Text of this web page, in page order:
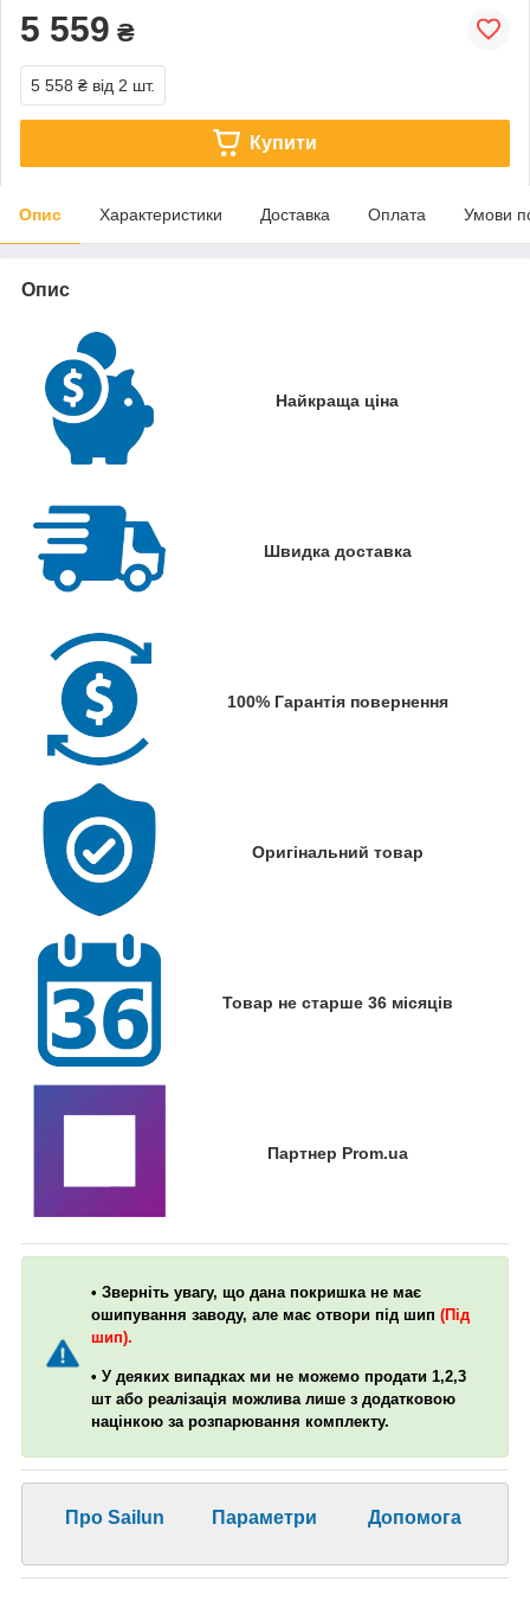
5 559 ₴
5 558 ₴ від 2 шт.
Купити
Опис Характеристики Доставка Оплата Умови
Опис
Найкраща ціна
Швидка доставка
100% Гарантія повернення
Оригінальний товар
Товар не старше 36 місяців
Партнер Prom.ua
• Зверніть увагу, що дана покришка не має
ошипування заводу, але має отвори під шип (Під
шип).
• У деяких випадках ми не можемо продати 1,2,3
шт або реалізація можлива лише з додатковою
націнкою за розпарювання комплекту.
Про Sailun Параметри Допомога